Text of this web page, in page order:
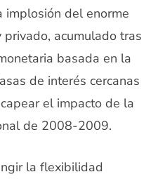
implosión del enorme
acumulado tras
basada en la
de interés cercanas
el impacto de la
de 2008-2009.
la flexibilidad